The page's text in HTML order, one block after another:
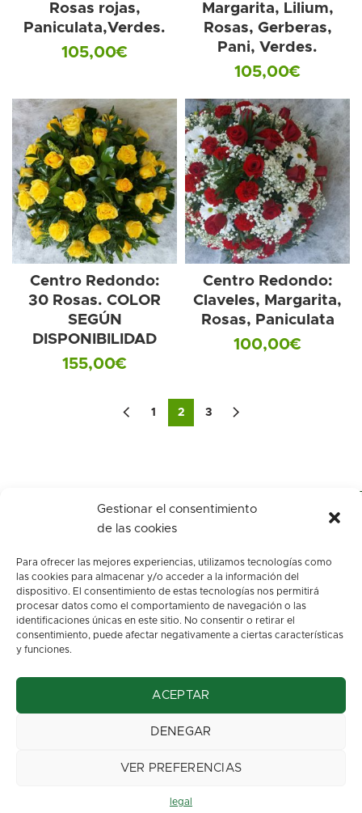
Gestionar el consentimiento
de las cookies
Para ofrecer las mejores experiencias, utilizamos tecnologías como
las cookies para almacenar y/o acceder a la información del
dispositivo. El consentimiento de estas tecnologías nos permitirá
procesar datos como el comportamiento de navegación o las
identificaciones únicas en este sitio. No consentir o retirar el
consentimiento, puede afectar negativamente a ciertas características
y funciones.
ACEPTAR
DENEGAR
VER PREFERENCIAS
legal
Rosas rojas,
Paniculata,Verdes.
105,00€
Margarita, Lilium,
Rosas, Gerberas,
Pani, Verdes.
105,00€
Centro Redondo:
30 Rosas. COLOR
SEGÚN
DISPONIBILIDAD
155,00€
Centro Redondo:
Claveles, Margarita,
Rosas, Paniculata
100,00€
1 2 3
c/ Los arenales, s/n.
Oviedo. Asturias
info@floresbegona.es
Teléfono: 985 22 45 63
Política de privacidad